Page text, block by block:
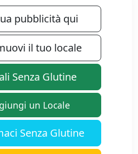
pubblicità qui
il tuo locale
Senza Glutine
un Locale
Senza Glutine